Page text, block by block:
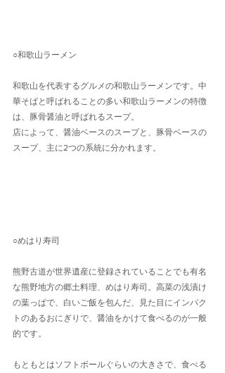
○和歌山ラーメン
和歌山を代表するグルメの和歌山ラーメンです。中
華そばと呼ばれることの多い和歌山ラーメンの特徴
は、豚骨醤油と呼ばれるスープ。
店によって、醤油ベースのスープと、豚骨ベースの
スープ、主に2つの系統に分かれます。
○めはり寿司
熊野古道が世界遺産に登録されていることでも有名
な熊野地方の郷土料理、めはり寿司。高菜の浅漬け
の葉っぱで、白いご飯を包んだ、見た目にインパク
トのあるおにぎりで、醤油をかけて食べるのが一般
的です。
もともとはソフトボールぐらいの大きさで、食べる